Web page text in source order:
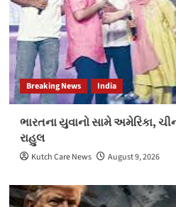
Breaking News India
ભારતના યુવાનો સામે અમેરિકા,
રાહુલ
Kutch Care News August 9, 2026